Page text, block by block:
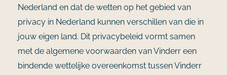
Nederland en dat de wetten op het gebied van
privacy in Nederland kunnen verschillen van die in
jouw eigen land. Dit privacybeleid vormt samen
met de algemene voorwaarden van Vinderr een
bindende wettelijke overeenkomst tussen Vinderr